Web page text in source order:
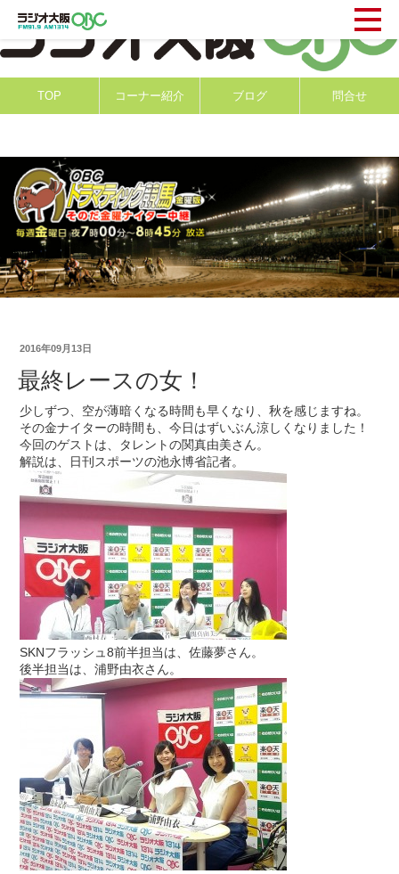
TOP コーナー紹介 ブログ 問合せ
2016年09月13日
最終レースの女！
少しずつ、空が薄暗くなる時間も早くなり、秋を感じますね。
その金ナイターの時間も、今日はずいぶん涼しくなりました！
今回のゲストは、タレントの関真由美さん。
解説は、日刊スポーツの池永博省記者。
SKNフラッシュ8前半担当は、佐藤夢さん。
後半担当は、浦野由衣さん。